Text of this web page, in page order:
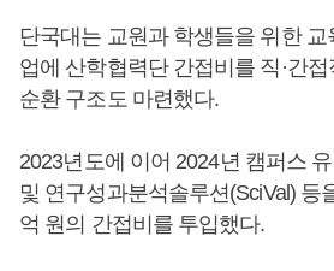
단국대는 교원과 학생들을 위한 교
업에 산학협력단 간접비를 직·간
순환 구조도 마련했다.
2023년도에 이어 2024년 캠퍼스
및 연구성과분석솔루션(SciVal) 등
억 원의 간접비를 투입했다.